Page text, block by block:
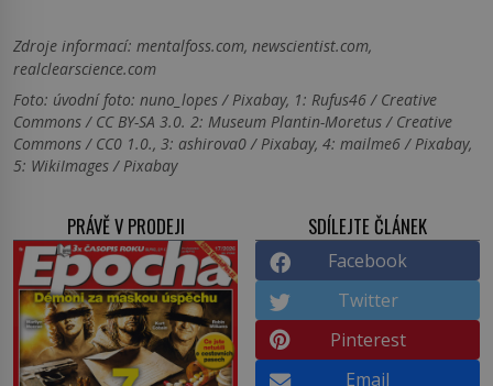
Zdroje informací: mentalfoss.com, newscientist.com,
realclearscience.com
Foto: úvodní foto: nuno_lopes / Pixabay, 1: Rufus46 / Creative
Commons / CC BY-SA 3.0. 2: Museum Plantin-Moretus / Creative
Commons / CC0 1.0., 3: ashirova0 / Pixabay, 4: mailme6 / Pixabay,
5: WikiImages / Pixabay
PRÁVĚ V PRODEJI SDÍLEJTE ČLÁNEK
Facebook
Twitter
Pinterest
Email